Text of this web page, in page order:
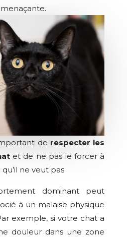
de respecter les
et de ne pas le forcer à
ne veut pas.
dominant peut
à un malaise physique
exemple, si votre chat a
douleur dans une zone